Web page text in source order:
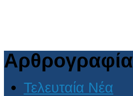
Αρθρογραφία
Τελευταία Νέα